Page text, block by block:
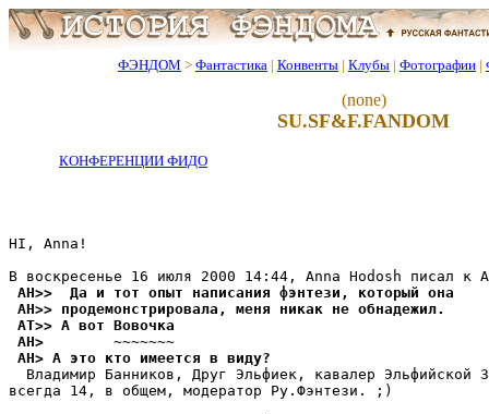
ФЭНДОМ > Фантастика | Конвенты | Клубы | Фотографии |
(none)
SU.SF&F.FANDOM
КОНФЕРЕНЦИИ ФИДО
HI, Anna!
AH>>  Да и тот опыт написания фэнтези, который она
AH>> продемонстрировала, меня никак не обнадежил.
AT>> А вот Вовочка
AH>        ~~~~~~~
AH> А это кто имеется в видy?
Владимир Банников, Друг Эльфиек, кавалер Эльфийской
всегда 14, в общем, модератор Ру.Фэнтези. ;)